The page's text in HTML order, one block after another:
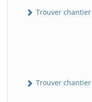
Trouver
Trouver